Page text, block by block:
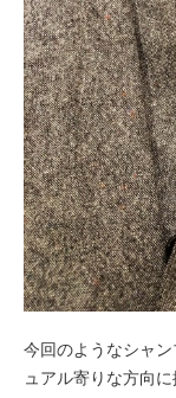
今回のようなシャ
ュアル寄りな方向